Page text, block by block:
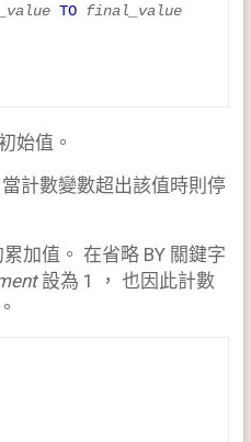
TO final_value
始值。
計數變數超出該值時則停
加值。 在省略 BY 關鍵字
設為 1 ， 也因此計數